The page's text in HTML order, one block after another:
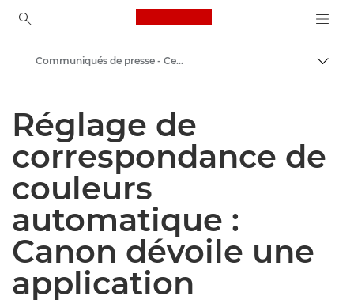
Canon Logo, back to
Presse
Communiqués de presse - Centre de presse Canon
Réglage de
correspondance de
couleurs
automatique :
Canon dévoile une
application